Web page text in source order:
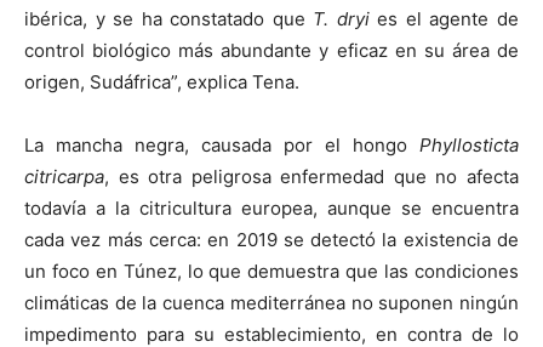
ibérica, y se ha constatado que T. dryies el agente de
control biológico más abundante y eficaz en su área de
origen, Sudáfrica”, explica Tena.
La mancha negra, causada por el hongo Phyllosticta
citricarpa, es otra peligrosa enfermedad que no afecta
todavía a la citricultura europea, aunque se encuentra
cada vez más cerca: en 2019 se detectó la existencia de
un foco en Túnez, lo que demuestra que las condiciones
climáticas de la cuenca mediterránea no suponen ningún
impedimento para su establecimiento, en contra de lo